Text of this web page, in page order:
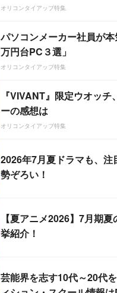
オリコンタイアップ特集
パソコンメーカー社員が
万円台PC３選」
オリコンタイアップ特集
『VIVANT』限定ウオッ
ーの感想は
オリコンタイアップ特集
2026年7月夏ドラマも、注
勢ぞろい！
【夏アニメ2026】7月期
挙紹介！
芸能界を志す10代～20代